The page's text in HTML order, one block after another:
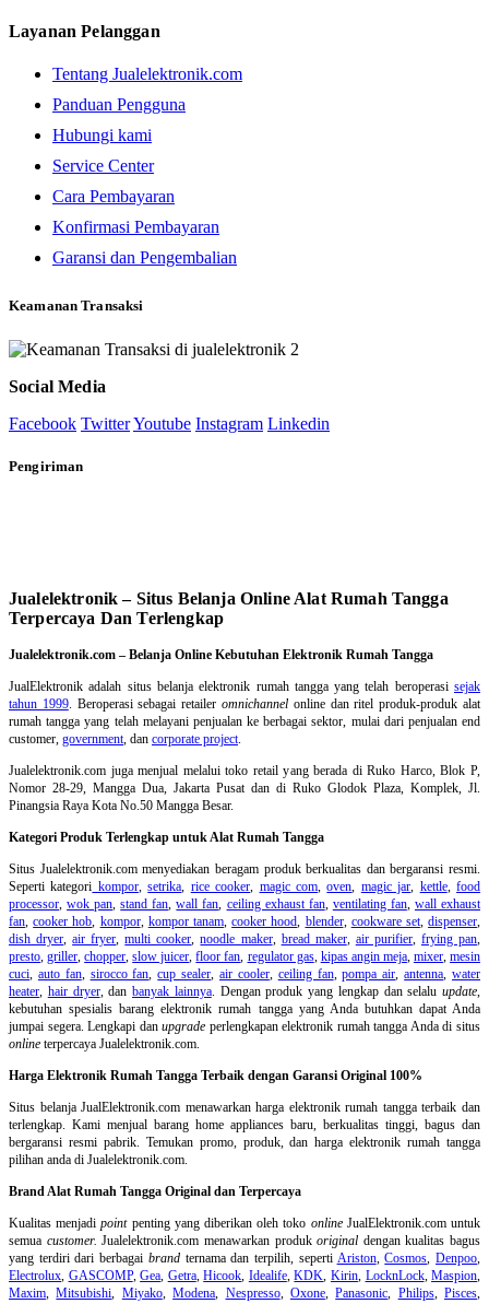
Layanan Pelanggan
Tentang Jualelektronik.com
Panduan Pengguna
Hubungi kami
Service Center
Cara Pembayaran
Konfirmasi Pembayaran
Garansi dan Pengembalian
Keamanan Transaksi
Social Media
Facebook TwitterYoutube Instagram Linkedin
Pengiriman
Jualelektronik – Situs Belanja Online Alat Rumah Tangga
Terpercaya Dan Terlengkap
Jualelektronik.com – Belanja Online Kebutuhan Elektronik Rumah Tangga
JualElektronik adalah situs belanja elektronik rumah tanggayang telah beroperasisejak
tahun 1999. Beroperasi sebagai retaileromnichannel online dan ritel produk-produk alat
rumah tangga yang telah melayani penjualan ke berbagai sektor, mulai dari penjualan end
customer, government, dan corporate project.
Jualelektronik.com juga menjual melalui toko retail yang berada di Ruko Harco, Blok P,
Nomor 28-29, Mangga Dua, Jakarta Pusat dan di Ruko Glodok Plaza, Komplek, Jl.
Pinangsia Raya Kota No.50 Mangga Besar.
Kategori Produk Terlengkap untuk Alat Rumah Tangga
Situs Jualelektronik.com menyediakan beragam produk berkualitas dan bergaransi resmi.
Seperti kategori kompor,setrika, rice cooker, magic com,oven, magic jar, kettle,food
processor,wok pan,stand fan,wall fan, ceiling exhaust fan, ventilating fan, wall exhaust
fan,cooker hob, kompor, kompor tanam,cooker hood, blender, cookware set,dispenser,
dish dryer,air fryer,multi cooker,noodle maker, bread maker, air purifier, frying pan,
presto,griller,chopper,slow juicer,floor fan, regulator gas, kipas angin meja, mixer,mesin
cuci, auto fan, sirocco fan,cup sealer,air cooler, ceiling fan,pompa air,antenna,water
heater, hair dryer, dan banyak lainnya. Dengan produk yang lengkap dan selalu update,
kebutuhan spesialis barang elektronik rumah tangga yang Anda butuhkan dapat Anda
jumpai segera. Lengkapi danupgrade perlengkapan elektronik rumah tangga Anda di situs
online terpercaya Jualelektronik.com.
Harga Elektronik Rumah Tangga Terbaik dengan Garansi Original 100%
Situs belanjaJualElektronik.com menawarkan harga elektronik rumah tangga terbaik dan
terlengkap. Kami menjual barang home appliances baru, berkualitas tinggi, bagus dan
bergaransi resmi pabrik. Temukan promo, produk, dan harga elektronik rumah tangga
pilihan anda di Jualelektronik.com.
Brand Alat Rumah Tangga Original dan Terpercaya
Kualitas menjadipointpenting yang diberikan oleh toko onlineJualElektronik.com untuk
semua customer. Jualelektronik.com menawarkan produkoriginal dengan kualitas bagus
yang terdiri dari berbagai brandternama dan terpilih, seperti Ariston,Cosmos,Denpoo,
Electrolux, GASCOMP,Gea, Getra,Hicook, Idealife,KDK, Kirin, LocknLock,Maspion,
Maxim,Mitsubishi, Miyako,Modena, Nespresso, Oxone,Panasonic, Philips, Pisces,